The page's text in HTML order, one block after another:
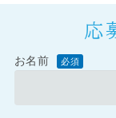
応
お名前 必須